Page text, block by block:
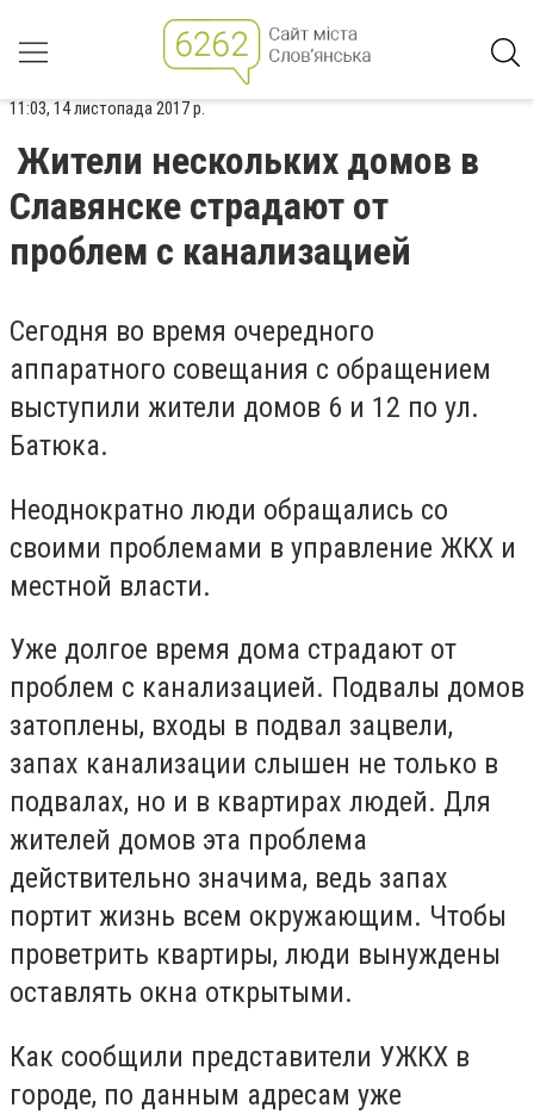
11:03, 14 листопада 2017 р.
Жители нескольких домов в
Славянске страдают от
проблем с канализацией
Сегодня во время очередного
аппаратного совещания с обращением
выступили жители домов 6 и 12 по ул.
Батюка.
Неоднократно люди обращались со
своими проблемами в управление ЖКХ и
местной власти.
Уже долгое время дома страдают от
проблем с канализацией. Подвалы домов
затоплены, входы в подвал зацвели,
запах канализации слышен не только в
подвалах, но и в квартирах людей. Для
жителей домов эта проблема
действительно значима, ведь запах
портит жизнь всем окружающим. Чтобы
проветрить квартиры, люди вынуждены
оставлять окна открытыми.
Как сообщили представители УЖКХ в
городе, по данным адресам уже